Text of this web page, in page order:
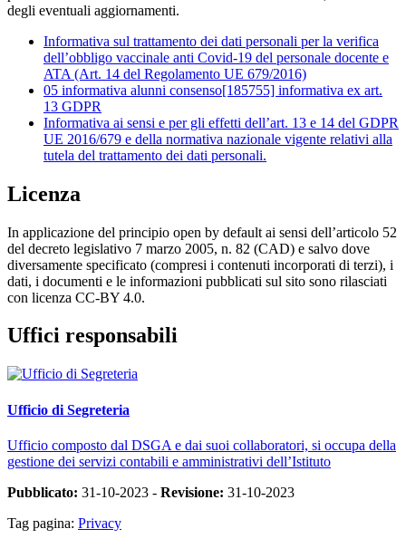
degli eventuali aggiornamenti.
Informativa sul trattamento dei dati personali per la verifica
dell’obbligo vaccinale anti Covid-19 del personale docente e
ATA (Art. 14 del Regolamento UE 679/2016)
05 informativa alunni consenso[185755] informativa ex art.
13 GDPR
Informativa ai sensi e per gli effetti dell’art. 13 e 14 del GDPR
UE 2016/679 e della normativa nazionale vigente relativi alla
tutela del trattamento dei dati personali.
Licenza
In applicazione del principio open by default ai sensi dell’articolo 52
del decreto legislativo 7 marzo 2005, n. 82 (CAD) e salvo dove
diversamente specificato (compresi i contenuti incorporati di terzi), i
dati, i documenti e le informazioni pubblicati sul sito sono rilasciati
con licenza CC-BY 4.0.
Uffici responsabili
Ufficio di Segreteria
Ufficio composto dal DSGA e dai suoi collaboratori, si occupa della
gestione dei servizi contabili e amministrativi dell’Istituto
Pubblicato: 31-10-2023 - Revisione: 31-10-2023
Tag pagina: Privacy